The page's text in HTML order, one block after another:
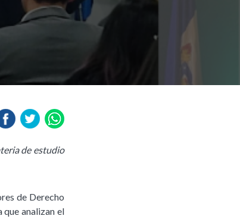
de estudio
de Derecho
que analizan el